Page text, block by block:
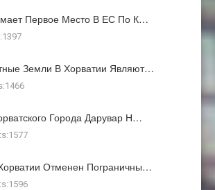
Первое Место В ЕС По К…
Земли В Хорватии Являют…
Города Дарувар Н…
Отменен Пограничны…